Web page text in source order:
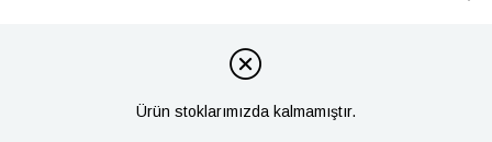
Ürün stoklarımızda kalmamıştır.